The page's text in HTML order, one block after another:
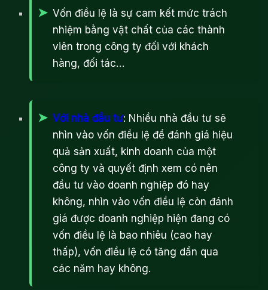
Vốn điều lệ là sự cam kết mức trách
nhiệm bằng vật chất của các thành
viên trong công ty đối với khách
hàng, đối tác…
Với nhà đầu tư: Nhiều nhà đầu tư sẽ
nhìn vào vốn điều lệ để đánh giá hiệu
quả sản xuất, kinh doanh của một
công ty và quyết định xem có nên
đầu tư vào doanh nghiệp đó hay
không, nhìn vào vốn điều lệ còn đánh
giá được doanh nghiệp hiện đang có
vốn điều lệ là bao nhiêu (cao hay
thấp), vốn điều lệ có tăng dần qua
các năm hay không.